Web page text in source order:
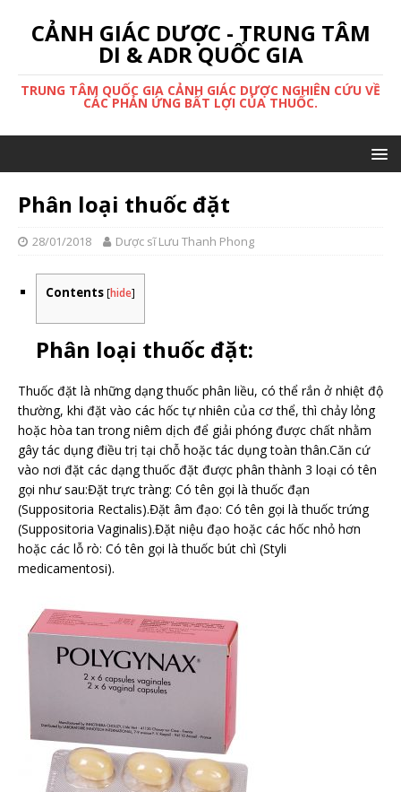
CẢNH GIÁC DƯỢC - TRUNG TÂM
DI & ADR QUỐC GIA
TRUNG TÂM QUỐC GIA CẢNH GIÁC DƯỢC NGHIÊN CỨU VỀ
CÁC PHẢN ỨNG BẤT LỢI CỦA THUỐC.
Phân loại thuốc đặt
28/01/2018 Dược sĩ Lưu Thanh Phong
Contents [hide]
Phân loại thuốc đặt:
Thuốc đặt là những dạng thuốc phân liều, có thể rắn ở nhiệt độ
thường, khi đặt vào các hốc tự nhiên của cơ thể, thì chảy lỏng
hoặc hòa tan trong niêm dịch để giải phóng được chất nhằm
gây tác dụng điều trị tại chỗ hoặc tác dụng toàn thân.Căn cứ
vào nơi đặt các dạng thuốc đặt được phân thành 3 loại có tên
gọi như sau:Đặt trực tràng: Có tên gọi là thuốc đạn
(Suppositoria Rectalis).Đặt âm đạo: Có tên gọi là thuốc trứng
(Suppositoria Vaginalis).Đặt niệu đạo hoặc các hốc nhỏ hơn
hoặc các lỗ rò: Có tên gọi là thuốc bút chì (Styli
medicamentosi).